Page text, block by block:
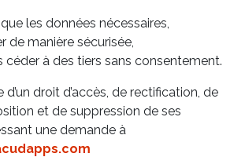
les données nécessaires,
de manière sécurisée,
céder à des tiers sans consentement.
droit d’accès, de rectification, de
et de suppression de ses
une demande à